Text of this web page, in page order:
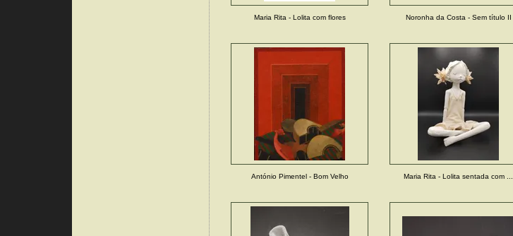
Maria Rita - Lolita com flores Noronha da Costa - Sem título II
António Pimentel - Bom Velho Maria Rita - Lolita sentada com ...